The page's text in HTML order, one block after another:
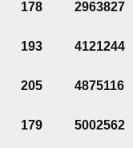
178 2963827
193 4121244
205 4875116
179 5002562